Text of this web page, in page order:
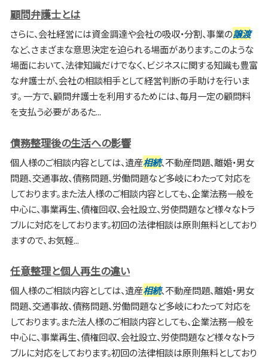
顧問弁護士とは
さらに、会社経営には資金調達や会社の吸収・分割、事業の譲渡
など、さまざまな意思決定を迫られる場面があります。このような
場面において、法律知識だけでなく、ビジネスに関する知識も豊富
な弁護士が、会社の相談相手として経営判断の手助けを行いま
す。 一方で、顧問弁護士を利用するためには、毎月一定の顧問料
を支払う必要があるた...
債務整理後の生活への影響
個人様のご相談内容としては、遺産相続、不動産問題、離婚・男女
問題、交通事故、債務問題、労働問題など多岐にわたって対応を
しております。また法人様のご相談内容としても、企業法務一般を
中心に、事業再生、債権回収、会社設立、労使問題など様々なトラ
ブルに対応をしております。初回の法律相談は原則無料としており
ますので、お気軽...
任意整理と個人再生の違い
個人様のご相談内容としては、遺産相続、不動産問題、離婚・男女
問題、交通事故、債務問題、労働問題など多岐にわたって対応を
しております。また法人様のご相談内容としても、企業法務一般を
中心に、事業再生、債権回収、会社設立、労使問題など様々なトラ
ブルに対応をしております。初回の法律相談は原則無料としており